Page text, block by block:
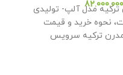
مدل آلپ- تولیدی
نحوه خرید و قیمت
ترکیه سرویس